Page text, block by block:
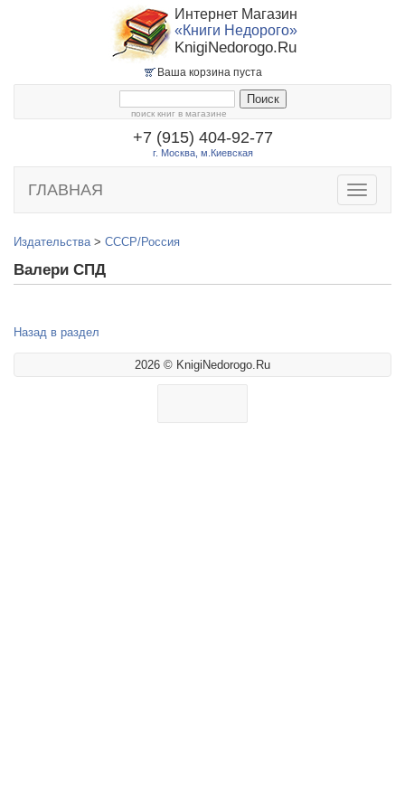
Интернет Магазин
«Книги Недорого»
KnigiNedorogo.Ru
Ваша корзина пуста
поиск книг в магазине
+7 (915) 404-92-77
г. Москва, м.Киевская
Toggle
ГЛАВНАЯ
Издательства> СССР/Россия
Валери СПД
Назад в раздел
2026 © KnigiNedorogo.Ru